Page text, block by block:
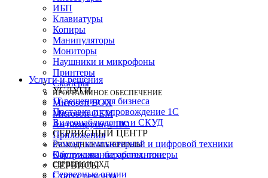
ИБП
Клавиатуры
Копиры
Манипуляторы
Мониторы
Наушники и микрофоны
Принтеры
Сканеры
ПРОГРАММНОЕ ОБЕСПЕЧЕНИЕ
Microsoft BOX
Microsoft OEM
Антивирусное ПО
Приложения
РАСХОДНЫЕ МАТЕРИАЛЫ
Картриджи, барабаны, тонеры
СЕРВЕРЫ И СХД
Серверные опции
Услуги и решения
УСЛУГИ
IT-решения для бизнеса
Поставка и сопровождение 1C
Видеонаблюдение и СКУД
СЕРВИСНЫЙ ЦЕНТР
Ремонт компьютерной и цифровой техники
Обслуживание оргтехники
СЕРВИСЫ
Статус ремонта